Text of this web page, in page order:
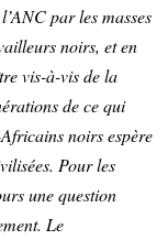
par les masses
noirs, et en
vis-à-vis de la
de ce qui
noirs espère
Pour les
une question
Le